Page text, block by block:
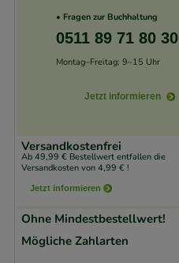
• Fragen zur Buchhaltung
0511 89 71 80 30
Montag–Freitag: 9–15 Uhr
Jetzt informieren
Versandkostenfrei
Ab 49,99 € Bestellwert entfallen die
Versandkosten von 4,99 € !
Jetzt informieren
Ohne Mindestbestellwert!
Mögliche Zahlarten